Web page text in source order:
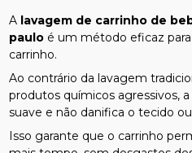
A lavagem de carrinho de
paulo é um método eficaz
carrinho.
Ao contrário da lavagem
produtos químicos agressivos,
suave e não danifica o tecido
Isso garante que o carrinho